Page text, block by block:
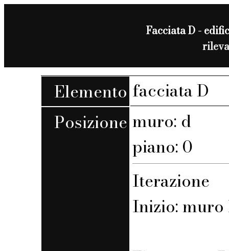
Facciata D -
Elemento facciata D
Posizione muro: d
piano: 0
Iterazione
Inizio: muro